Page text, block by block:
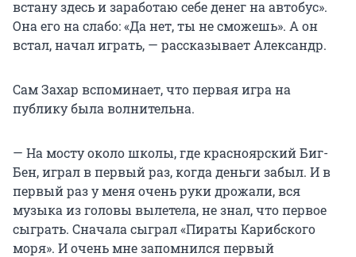
встану здесь и заработаю себе денег на автобус».
Она его на слабо: «Да нет, ты не сможешь». А он
встал, начал играть, — рассказывает Александр.
Сам Захар вспоминает, что первая игра на
публику была волнительна.
— На мосту около школы, где красноярский Биг-
Бен, играл в первый раз, когда деньги забыл. И в
первый раз у меня очень руки дрожали, вся
музыка из головы вылетела, не знал, что первое
сыграть. Сначала сыграл «Пираты Карибского
моря». И очень мне запомнился первый